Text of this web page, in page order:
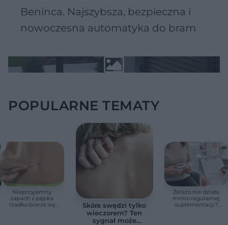
Beninca. Najszybsza, bezpieczna i
nowoczesna automatyka do bram
POPULARNE TEMATY
Nieprzyjemny
zapach z pępka
rzadko bierze się
Skóra swędzi tylko
wieczorem? Ten
sygnał może
Żelazo nie działa
mimo regularnej
suplementacji?